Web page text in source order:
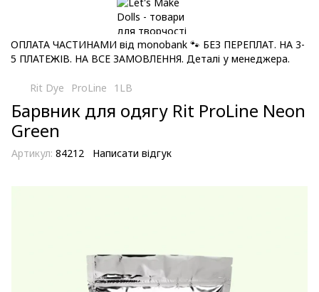
ОПЛАТА ЧАСТИНАМИ від monobank 🐾 БЕЗ ПЕРЕПЛАТ. НА 3-
5 ПЛАТЕЖІВ. НА ВСЕ ЗАМОВЛЕННЯ. Деталі у менеджера.
Rit Dye ProLine 1LB
Барвник для одягу Rit ProLine Neon
Green
Артикул: 84212 Написати відгук